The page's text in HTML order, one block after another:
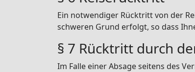
Ein notwendiger Rücktritt von der
schweren Grund erfolgt, so dass
§ 7 Rücktritt durch
Im Falle einer Absage seitens des